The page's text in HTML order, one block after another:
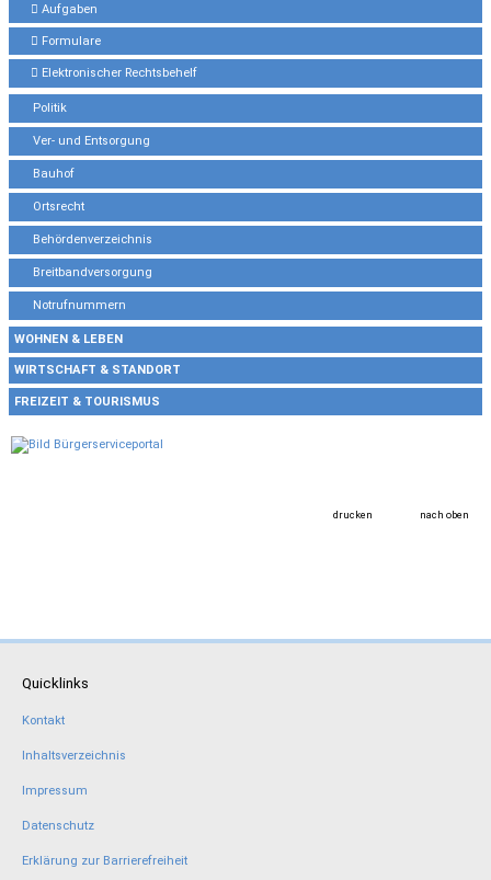
Aufgaben
Formulare
Elektronischer Rechtsbehelf
Politik
Ver- und Entsorgung
Bauhof
Ortsrecht
Behördenverzeichnis
Breitbandversorgung
Notrufnummern
WOHNEN & LEBEN
WIRTSCHAFT & STANDORT
FREIZEIT & TOURISMUS
drucken nach oben
Quicklinks
Kontakt
Inhaltsverzeichnis
Impressum
Datenschutz
Erklärung zur Barrierefreiheit